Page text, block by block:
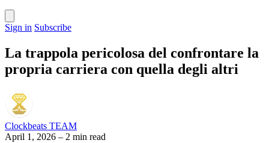
Sign in Subscribe
La trappola pericolosa del confrontare la
propria carriera con quella degli altri
Clockbeats TEAM
April 1, 2026 – 2 min read